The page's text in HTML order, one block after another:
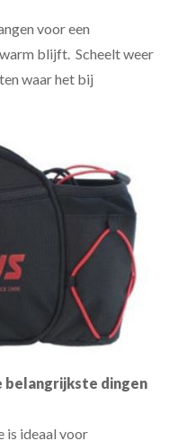
voor een
blijft. Scheelt weer
waar het bij
belangrijkste dingen
is ideaal voor